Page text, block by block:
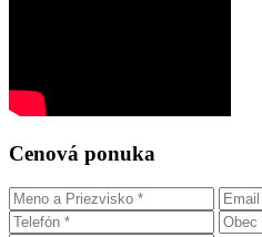
Cenová ponuka